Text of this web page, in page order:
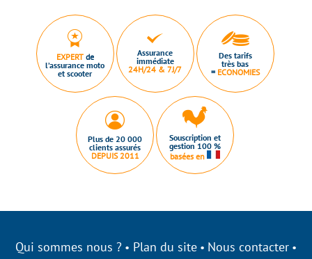
EXPERTde
l’assurance moto
et scooter
Assurance
immédiate
24H/24 & 7J/7
Des tarifs
très bas
= ECONOMIES
Plus de 20 000
clients assurés
DEPUIS 2011
Souscription et
gestion 100 %
basées en
Qui sommes nous ? Plan du site
Nous contacter